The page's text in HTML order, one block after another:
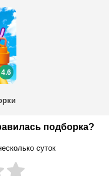
4.6
подборка?
суток